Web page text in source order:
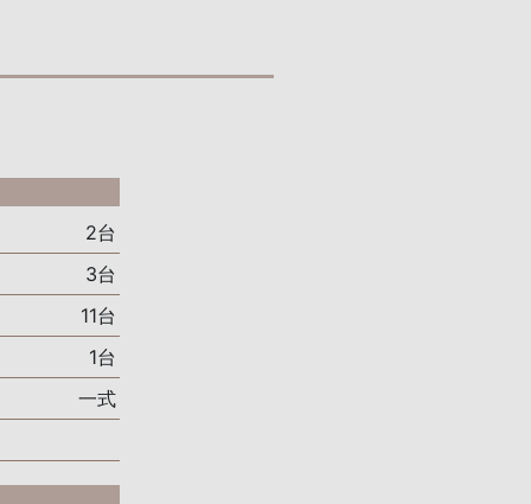
2台
3台
11台
1台
一式